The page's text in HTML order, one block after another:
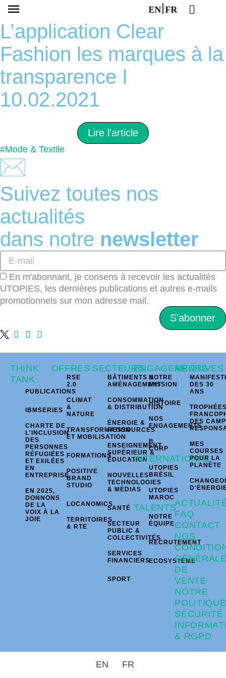
EN FR
L’application Clear
Fashion les marques à la
transparence I
10.02.2021
Lire l'article
#Mode & Textile
Suivez toutes nos
actualités
dans notre newsletter
En m'abonnant, je consens à recevoir les actualités
UTOPIES, les dernières publications et autres e-mails
promotionnels sur mon adresse mail.
S'abonner
THINK
TANK
PUBLICATIONS
IBMSERIES
CHARTE DE
L'INCLUSION
DES
PERSONNES
RÉFUGIÉES
ET EXILÉES
EN
ENTREPRISE
EN 2025,
DONNONS
DE LA
VOIX À LA
JOIE
OFFRES
RSE
2.0
CLIMAT
&
NATURE
TRANSFORMATION
ET MOBILISATION
FORMATIONS
POSITIVE
BRAND
STUDIO
LOCANOMICS
TERRITOIRES
& RTE
SECTEURS
BÂTIMENTS &
AMÉNAGEMENT
CONSOMMATION
& DISTRIBUTION
ÉNERGIE &
RESSOURCES
ENSEIGNEMENT
SUPÉRIEUR &
ÉDUCATION
NOUVELLES
TECHNOLOGIES
& MÉDIAS
SANTÉ
SECTEUR
PUBLIC &
COLLECTIVITÉS
SERVICES
FINANCIERS
SPORT
ENGAGEMENTS
NOTRE
MISSION
HISTOIRE
NOS
ENGAGEMENTS
B
CORP
INTERNATIONAL
UTOPIES
BRÉSIL
UTOPIES
MAROC
TALENTS
NOTRE
ÉQUIPE
RECRUTEMENT
ECOSYSTÈME
ARCHIVES
DES 30
ANS
DES
MES
COURSES
POUR LA
PLANÈTE
FAQ
CONTACT
NOS
DE
VENTE
NOTRE
POLITIQUE
SÉCURITÉ
& RGPD
EN FR